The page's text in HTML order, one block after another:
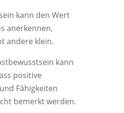
kann den Wert
anerkennen,
andere klein.
kann
positive
Fähigkeiten
bemerkt werden.